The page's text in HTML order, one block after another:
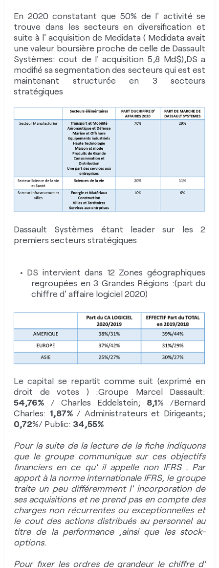
Valider
Pour donner votre avis, pour évaluer l'entreprise et échanger
avec d’autres contributeurs :
POUR EN SAVOIR PLUS
En 2020 constatant que 50% de l' activité se
trouve dans les secteurs en diversification et
suite à l' acquisition de Medidata ( Medidata avait
une valeur boursière proche de celle de Dassault
Systèmes: cout de l' acquisition 5,8 Md$),DS a
modifié sa segmentation des secteurs qui est est
maintenant structurée en 3 secteurs
stratégiques
Dassault Systèmes étant leader sur les 2
premiers secteurs stratégiques
DS intervient dans 12 Zones géographiques
regroupées en 3 Grandes Régions :(part du
chiffre d' affaire logiciel 2020)
Le capital se repartit comme suit (exprimé en
droit de votes ) :Groupe Marcel Dassault:
54,76% / Charles Eddelstein; 8,1% /Bernard
Charles: 1,87% / Administrateurs et Dirigeants;
0,72%/ Public: 34,55%
Pour la suite de la lecture de la fiche indiquons
que le groupe communique sur ces objectifs
financiers en ce qu' il appelle non IFRS . Par
apport à la norme internationale IFRS, le groupe
traite un peu différemment l' incorporation de
ses acquisitions et ne prend pas en compte des
charges non récurrentes ou exceptionnelles et
le cout des actions distribués au personnel au
titre de la performance ,ainsi que les stock-
options.
Pour fixer les ordres de grandeur le chiffre d'